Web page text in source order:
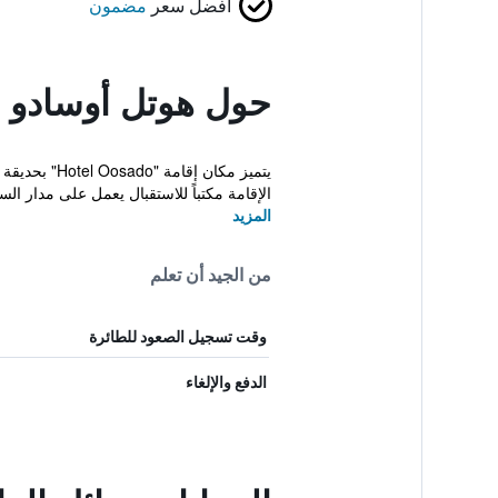
حول هوتل أوسادو
الإقامة مكتباً للاستقبال يعمل على مدار
المزيد
من الجيد أن تعلم
وقت تسجيل الصعود للطائرة
الدفع والإلغاء